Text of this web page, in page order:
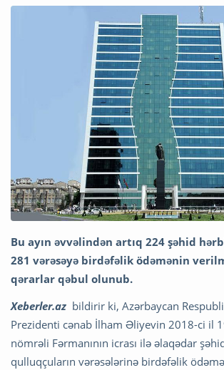
Bu ayın əvvəlindən artıq 224 şəhid
281 vərəsəyə birdəfəlik ödəmənin
qərarlar qəbul olunub.
Xeberler.az bildirir ki, Azərbaycan
Prezidenti cənab İlham Əliyevin 2018-ci il
nömrəli Fərmanının icrası ilə əlaqədar
qulluqçuların vərəsələrinə birdəfəlik